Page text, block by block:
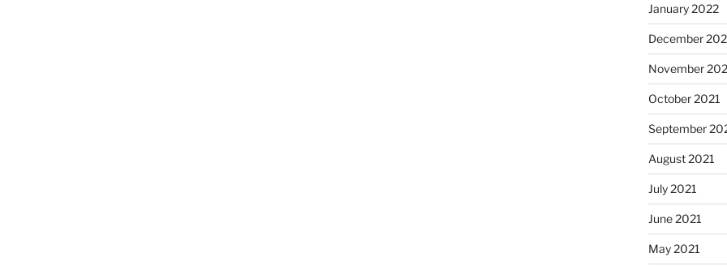
January 2022
December
November
October 2021
September
August 2021
July 2021
June 2021
May 2021